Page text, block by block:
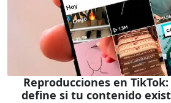
Reproducciones en
define si tu contenido